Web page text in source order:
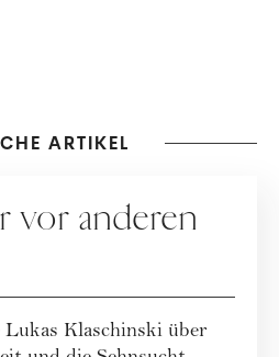
ARTIKEL
vor anderen
Klaschinski über